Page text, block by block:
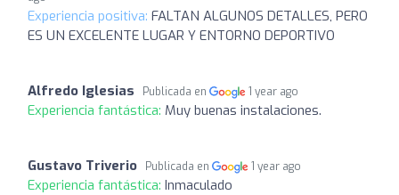
Experiencia positiva: FALTAN ALGUNOS DETALLES, PERO
ES UN EXCELENTE LUGAR Y ENTORNO DEPORTIVO
Alfredo Iglesias Publicada en 1 year ago
Experiencia fantástica: Muy buenas instalaciones.
Gustavo Triverio Publicada en 1 year ago
Experiencia fantástica: Inmaculado